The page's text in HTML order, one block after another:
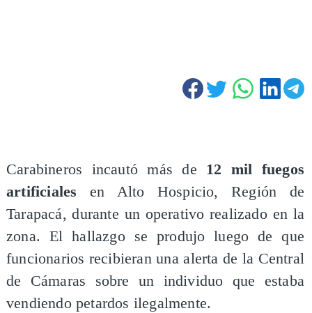
Carabineros incautó más de 12 mil fuegos
artificiales en Alto Hospicio, Región de
Tarapacá, durante un operativo realizado en la
zona. El hallazgo se produjo luego de que
funcionarios recibieran una alerta de la Central
de Cámaras sobre un individuo que estaba
vendiendo petardos ilegalmente.